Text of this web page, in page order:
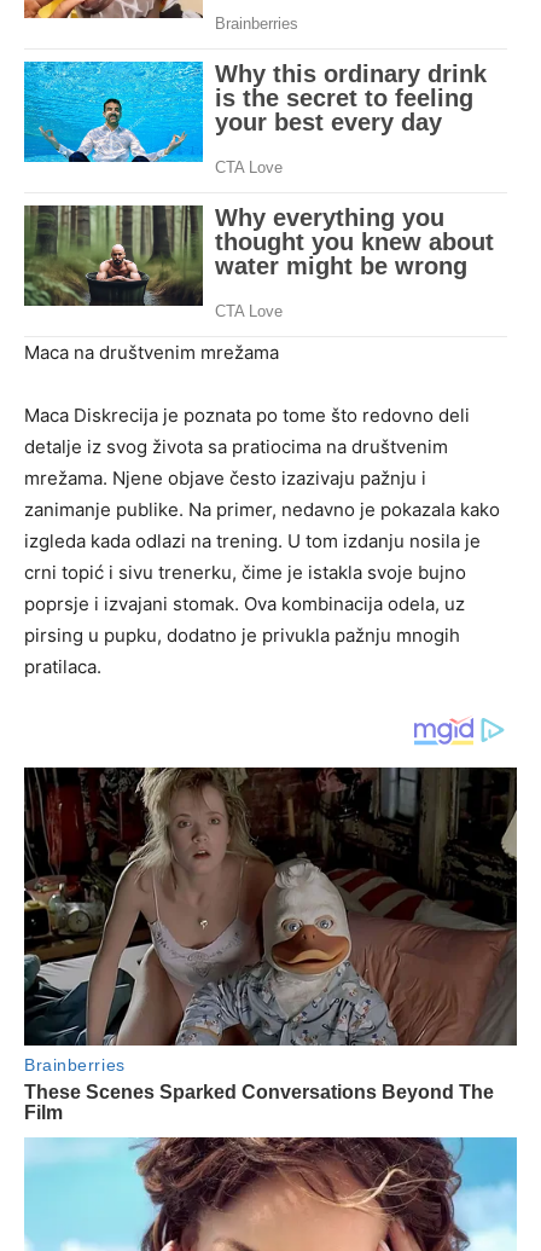
Maca na društvenim mrežama
Maca Diskrecija je poznata po tome što redovno deli
detalje iz svog života sa pratiocima na društvenim
mrežama. Njene objave često izazivaju pažnju i
zanimanje publike. Na primer, nedavno je pokazala kako
izgleda kada odlazi na trening. U tom izdanju nosila je
crni topić i sivu trenerku, čime je istakla svoje bujno
poprsje i izvajani stomak. Ova kombinacija odela, uz
pirsing u pupku, dodatno je privukla pažnju mnogih
pratilaca.